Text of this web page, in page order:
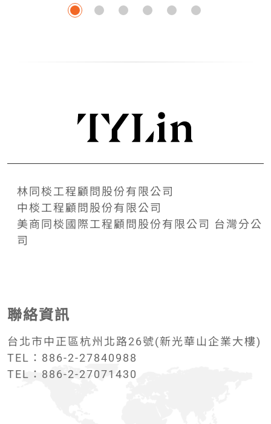
林同棪工程顧問股份有限公司
中棪工程顧問股份有限公司
美商同棪國際工程顧問股份有限公司 台灣分公
司
聯絡資訊
台北市中正區杭州北路26號(新光華山企業大樓)
TEL：886-2-27840988
TEL：886-2-27071430